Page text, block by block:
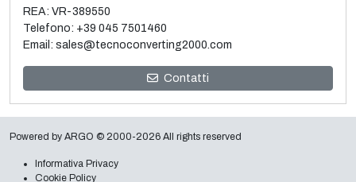
Vendita e smontaggio 3 metallizzatori vacuum usati
Galileo
Leggi tutto
REA: VR-389550
Telefono: +39 045 7501460
Email: sales@tecnoconverting2000.com
Contatti
Powered by ARGO © 2000-2026 All rights reserved
Informativa Privacy
Cookie Policy